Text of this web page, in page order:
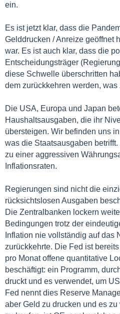
ein.
Es ist jetzt klar, dass die
Gelddrucken / Anreize geöffnet
war. Es ist auch klar, dass die
Entscheidungsträger
diese Schwelle überschritten
dem zurückkehren werden, was
Die USA, Europa und Japan
Haushaltsausgaben, die ihr
übersteigen. Wir befinden uns
was die Staatsausgaben
zu einer aggressiven
Inflationsraten.
Regierungen sind nicht die
rücksichtslosen Ausgaben
Die Zentralbanken lockern
Bedingungen trotz der
Inflation nie vollständig auf das
zurückkehrte. Die Fed ist
pro Monat offene quantitative
beschäftigt: ein Programm,
druckt und es verwendet, um
Fed nennt dies Reserve
aber Geld zu drucken und es